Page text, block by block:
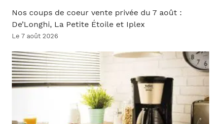
Nos coups de coeur vente privée du 7 août :
De’Longhi, La Petite Étoile et Iplex
Le 7 août 2026